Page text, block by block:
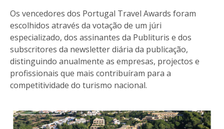
Os vencedores dos Portugal Travel Awards foram
escolhidos através da votação de um júri
especializado, dos assinantes da Publituris e dos
subscritores da newsletter diária da publicação,
distinguindo anualmente as empresas, projectos e
profissionais que mais contribuíram para a
competitividade do turismo nacional.